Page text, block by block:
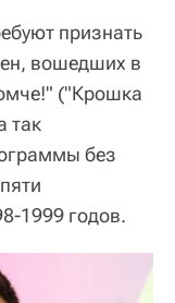
признать
вошедших в
("Крошка
так
без
1999 годов.